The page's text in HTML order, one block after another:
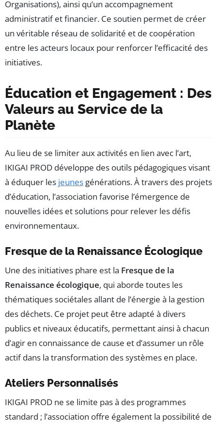
Organisations), ainsi qu’un accompagnement
administratif et financier. Ce soutien permet de créer
un véritable réseau de solidarité et de coopération
entre les acteurs locaux pour renforcer l’efficacité des
initiatives.
Éducation et Engagement : Des
Valeurs au Service de la
Planète
Au lieu de se limiter aux activités en lien avec l’art,
IKIGAI PROD développe des outils pédagogiques visant
à éduquer les jeunes générations. À travers des projets
d’éducation, l’association favorise l’émergence de
nouvelles idées et solutions pour relever les défis
environnementaux.
Fresque de la Renaissance Écologique
Une des initiatives phare est la Fresque de la
Renaissance écologique, qui aborde toutes les
thématiques sociétales allant de l’énergie à la gestion
des déchets. Ce projet peut être adapté à divers
publics et niveaux éducatifs, permettant ainsi à chacun
d’agir en connaissance de cause et d’assumer un rôle
actif dans la transformation des systèmes en place.
Ateliers Personnalisés
IKIGAI PROD ne se limite pas à des programmes
standard ; l’association offre également la possibilité de